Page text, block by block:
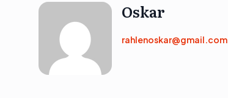
Oskar
rahlenoskar@gmail.com